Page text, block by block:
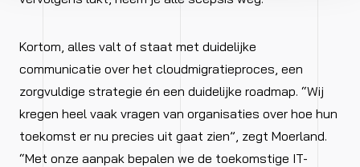
Kortom, alles valt of staat met duidelijke
communicatie over het cloudmigratieproces, een
zorgvuldige strategie én een duidelijke roadmap. “Wij
kregen heel vaak vragen van organisaties over hoe hun
toekomst er nu precies uit gaat zien”, zegt Moerland.
“Met onze aanpak bepalen we de toekomstige IT-